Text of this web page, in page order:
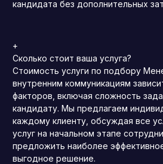
кандидата без дополнительных
+
Сколько стоит ваша услуга?
Стоимость услуги по подбору
внутренним коммуникациям
факторов, включая сложность
кандидату. Мы предлагаем
каждому клиенту, обсуждая все
услуг на начальном этапе
предложить наиболее
выгодное решение.